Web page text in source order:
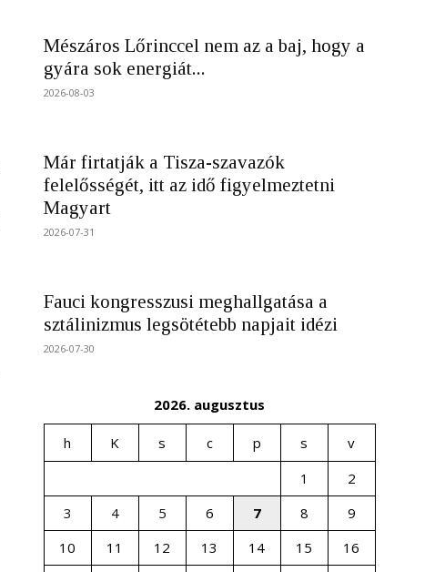
Mészáros Lőrinccel nem az a baj, hogy a
gyára sok energiát...
2026-08-03
Már firtatják a Tisza-szavazók
felelősségét, itt az idő figyelmeztetni
Magyart
2026-07-31
Fauci kongresszusi meghallgatása a
sztálinizmus legsötétebb napjait idézi
2026-07-30
2026. augusztus
h K s c p s
v
1
2
3
4 5 6 7 8
9
10
11 12 13 14 15
16